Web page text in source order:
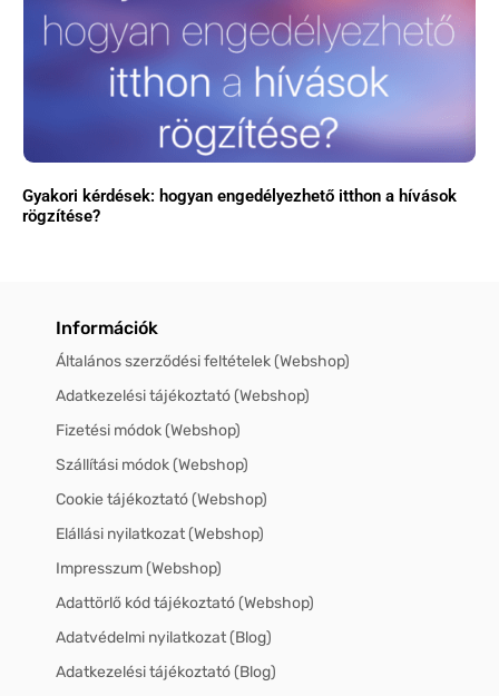
Gyakori kérdések: hogyan engedélyezhető itthon a hívások
rögzítése?
Információk
Általános szerződési feltételek (Webshop)
Adatkezelési tájékoztató (Webshop)
Fizetési módok (Webshop)
Szállítási módok (Webshop)
Cookie tájékoztató (Webshop)
Elállási nyilatkozat (Webshop)
Impresszum (Webshop)
Adattörlő kód tájékoztató (Webshop)
Adatvédelmi nyilatkozat (Blog)
Adatkezelési tájékoztató (Blog)